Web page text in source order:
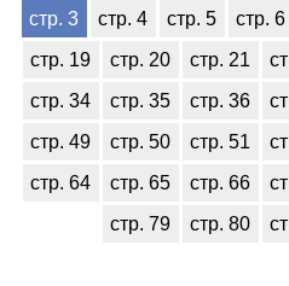
стр. 3 стр. 4 стр. 5 стр. 6
стр. 19
стр. 20 стр. 21
стр. 34
стр. 35 стр. 36
стр. 49
стр. 50 стр. 51
стр. 64
стр. 65 стр. 66
стр. 79
стр. 80